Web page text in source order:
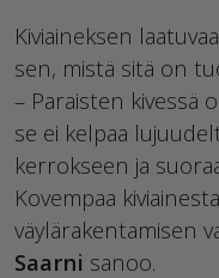
Kiviaineksen
sen, mistä sitä on
– Paraisten kivessä
se ei kelpaa
kerrokseen ja
Kovempaa
väylärakentamisen
Saarni sanoo.